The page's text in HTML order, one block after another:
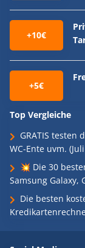
+10€
+5€
Top Vergleiche
GRATIS testen
WC-Ente uvm.
💥 Die 30
Samsung Galaxy,
Die besten